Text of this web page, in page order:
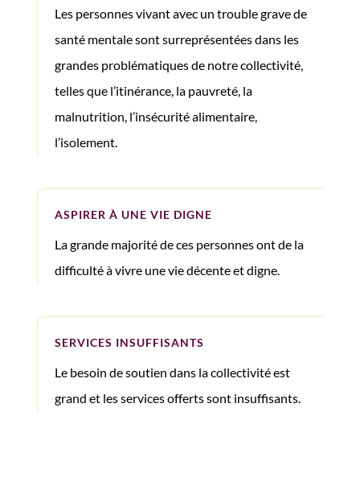
Les personnes vivant avec un trouble grave de
santé mentale sont surreprésentées dans les
grandes problématiques de notre collectivité,
telles que l’itinérance, la pauvreté, la
malnutrition, l’insécurité alimentaire,
l’isolement.
ASPIRER À UNE VIE DIGNE
La grande majorité de ces personnes ont de la
difficulté à vivre une vie décente et digne.
SERVICES INSUFFISANTS
Le besoin de soutien dans la collectivité est
grand et les services offerts sont insuffisants.